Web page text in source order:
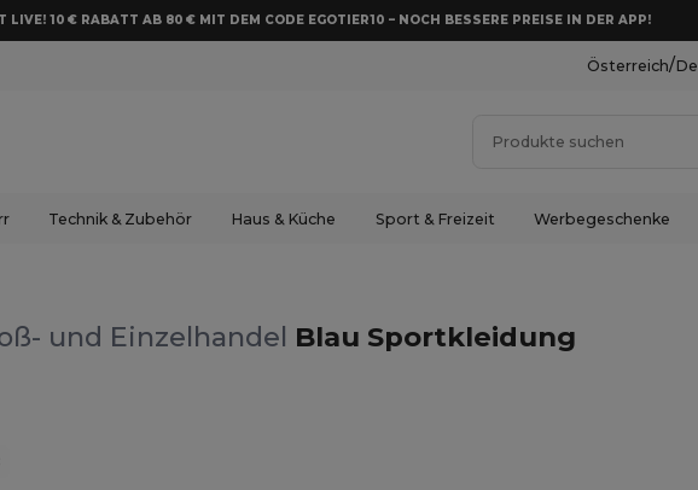
LIVE! 10 € RABATT AB 80 € MIT DEM CODE EGOTIER10 – NOCH BESSERE PREISE IN DER APP!
Österreich/De
Technik & Zubehör Haus & Küche Sport & Freizeit Werbegeschenke
und Einzelhandel Blau Sportkleidung